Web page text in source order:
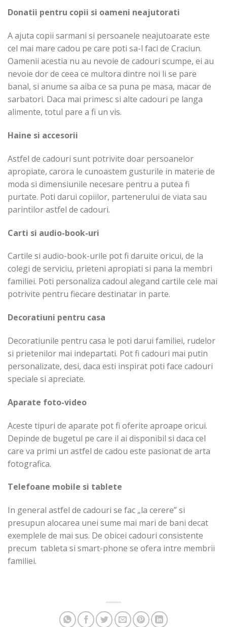
Donatii pentru copii si oameni neajutorati
A ajuta copii sarmani si persoanele neajutoarate este
cel mai mare cadou pe care poti sa-l faci de Craciun.
Oamenii acestia nu au nevoie de cadouri scumpe, ei au
nevoie dor de ceea ce multora dintre noi li se pare
banal, si anume sa aiba ce sa puna pe masa, macar de
sarbatori. Daca mai primesc si alte cadouri pe langa
alimente, totul pare a fi un vis.
Haine si accesorii
Astfel de cadouri sunt potrivite doar persoanelor
apropiate, carora le cunoastem gusturile in materie de
moda si dimensiunile necesare pentru a putea fi
purtate. Poti darui copiilor, partenerului de viata sau
parintilor astfel de cadouri.
Carti si audio-book-uri
Cartile si audio-book-urile pot fi daruite oricui, de la
colegi de serviciu, prieteni apropiati si pana la membri
familiei. Poti personaliza cadoul alegand cartile cele mai
potrivite pentru fiecare destinatar in parte.
Decoratiuni pentru casa
Decoratiunile pentru casa le poti darui familiei, rudelor
si prietenilor mai indepartati. Pot fi cadouri mai putin
personalizate, desi, daca esti inspirat poti face cadouri
speciale si apreciate.
Aparate foto-video
Aceste tipuri de aparate pot fi oferite aproape oricui.
Depinde de bugetul pe care il ai disponibil si daca cel
care va primi un astfel de cadou este pasionat de arta
fotografica.
Telefoane mobile si tablete
In general astfel de cadouri se fac „la cerere” si
presupun alocarea unei sume mai mari de bani decat
exemplele de mai sus. De obicei cadouri consistente
precum tableta si smart-phone se ofera intre membrii
familiei.